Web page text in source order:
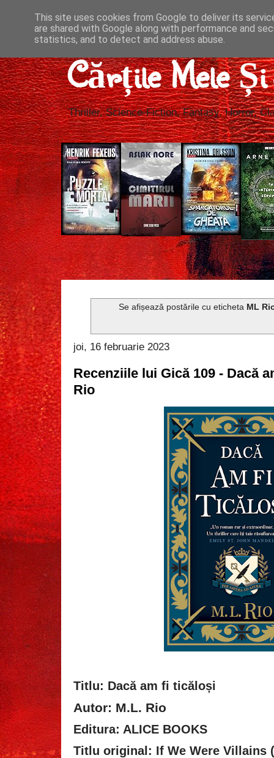
Cărțile Mele
Thriller, Science-Fiction, Fantasy, Horror,
Se afișează postările cu eticheta ML
joi, 16 februarie 2023
Recenziile lui Gică 109 - Dacă
Rio
Titlu: Dacă am fi ticăloși
Autor: M.L. Rio
Editura: ALICE BOOKS
Titlu original: If We Were Villains
This site uses cookies from Google to deliver its
are shared with Google along with performance and
statistics, and to detect and address abuse.